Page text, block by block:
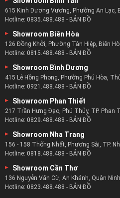
Chiếc sofa da bò nhập khẩu
zSofa không chỉ chú trọng tạo
lượng bên trong mà còn là cả
Với những kiểu dáng sofa đẹp
đa dạng và đẹp nhất phù hợp
Bên cạnh kiểu dáng zSofa còn
màu sắc sofa da bò nhập
615 Kinh Dương Vương, Phường An Lạc,
Hotline: 0835.488.488 - BẢN ĐỒ
Showroom Biên Hòa
126 Đồng Khởi, Phường Tân Hiệp, Biên
Hotline: 0815.488.488 - BẢN ĐỒ
Showroom Bình Dương
415 Lê Hồng Phong, Phường Phú Hòa,
Hotline: 0921.488.488 - BẢN ĐỒ
Showroom Phan Thiết
217 Trần Hưng Đạo, Phú Thủy, TP. Phan
Hotline: 0829.488.488 - BẢN ĐỒ
Showroom Nha Trang
156 - 158 Thống Nhất, Phương Sài, TP.
Hotline: 0818.488.488 - BẢN ĐỒ
Showroom Cần Thơ
136 Nguyễn Văn Cừ, An Khánh, Quận
Hotline: 0823.488.488 - BẢN ĐỒ